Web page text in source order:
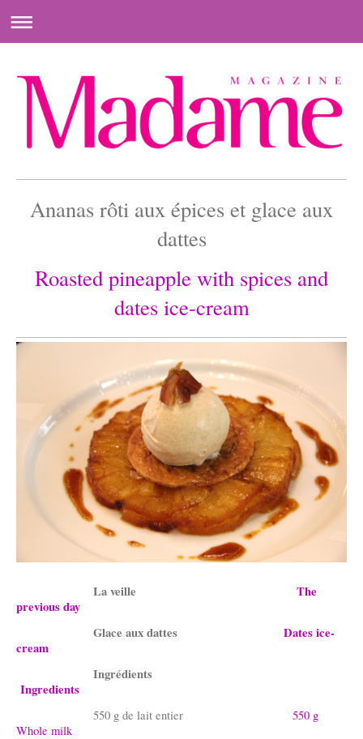
Ananas rôti aux épices et glace aux
dattes
Roasted pineapple with spices and
dates ice-cream
La veille The
previous day
Glace aux dattes Dates ice-
cream
Ingrédients
Ingredients
550 g de lait entier 550 g
Whole milk